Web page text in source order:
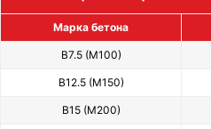
Марка бетона
В7.5 (М100)
В12.5 (М150)
В15 (М200)